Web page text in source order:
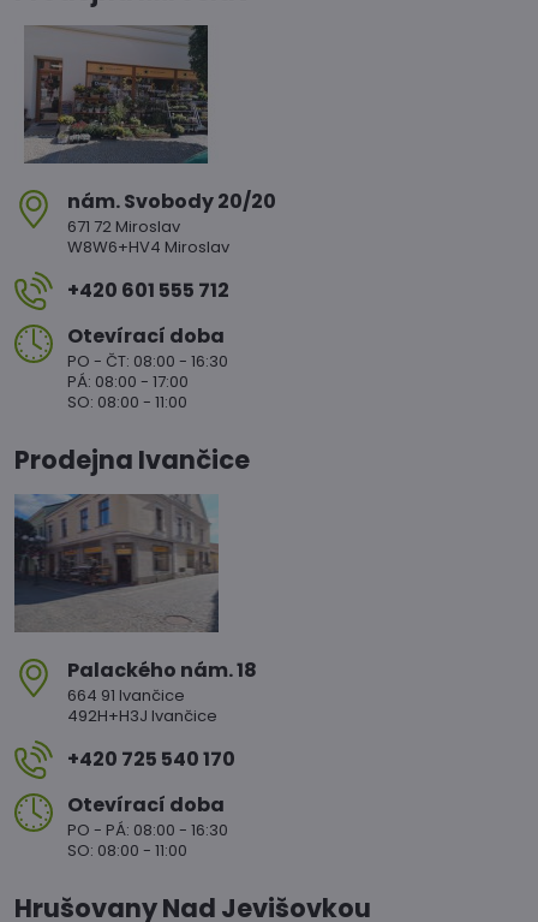
nám​. Svobody 20/20
671 72 Miroslav
W8W6+HV4 Miroslav
+420 601 555 712
Otevírací doba
PO - ČT: 08:00 - 16:30
PÁ: 08:00 - 17:00
SO: 08:00 - 11:00
Prodejna Ivančice
Palackého nám​. 18
664 91 Ivančice
492H+H3J Ivančice
+420 725 540 170
Otevírací doba
PO - PÁ: 08:00 - 16:30
SO: 08:00 - 11:00
Hrušovany Nad Jevišovkou